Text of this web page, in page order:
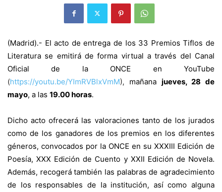
(Madrid).- El acto de entrega de los 33 Premios Tiflos de
Literatura se emitirá de forma virtual a través del Canal
Oficial de la ONCE en YouTube
(https://youtu.be/YImRVBlxVmM), mañana jueves, 28 de
mayo, a las 19.00 horas.
Dicho acto ofrecerá las valoraciones tanto de los jurados
como de los ganadores de los premios en los diferentes
géneros, convocados por la ONCE en su XXXIII Edición de
Poesía, XXX Edición de Cuento y XXII Edición de Novela.
Además, recogerá también las palabras de agradecimiento
de los responsables de la institución, así como alguna